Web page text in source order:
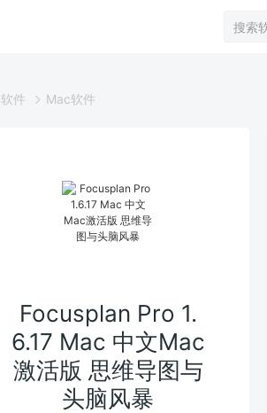
软件 Mac软件
Focusplan Pro 1.
6.17 Mac 中文Mac
激活版 思维导图与
头脑风暴